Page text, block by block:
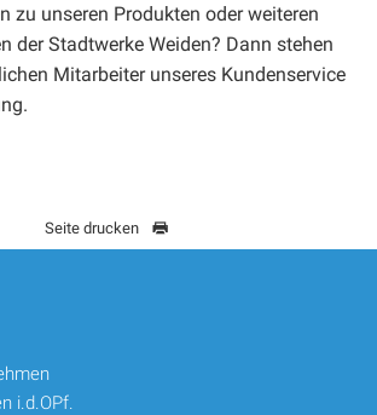
zu unseren Produkten oder weiteren
der Stadtwerke Weiden? Dann stehen
Mitarbeiter unseres Kundenservice
Seite drucken
i.d.OPf.